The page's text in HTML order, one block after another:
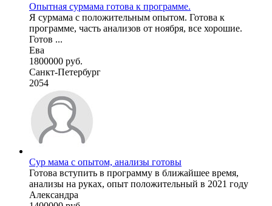
Опытная сурмама готова к программе.
Я сурмама с положительным опытом. Готова к
программе, часть анализов от ноября, все хорошие.
Готов ...
Ева
1800000 руб.
Санкт-Петербург
2054
Сур мама с опытом, анализы готовы
Готова вступить в программу в ближайшее время,
анализы на руках, опыт положительный в 2021 году
Александра